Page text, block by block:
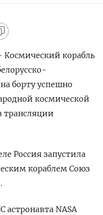
корабль
борту успешно
космической
трансляции
Россия запустила
кораблем Союз
астронавта NASA